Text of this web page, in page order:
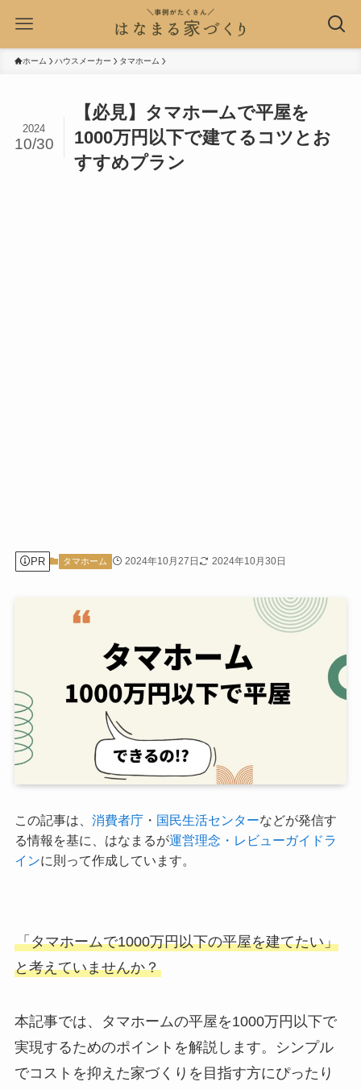
ホーム ハウスメーカー タマホーム
【必見】タマホームで平屋を
1000万円以下で建てるコツとお
すすめプラン
2024
10/30
PR タマホーム 2024年10月27日 2024年10月30日
この記事は、 消費者庁・ 国民生活センターなどが発信す
る情報を基に、はなまるが運営理念・レビューガイドラ
インに則って作成しています。
「タマホームで1000万円以下の平屋を建てたい」
と考えていませんか？
本記事では、 タマホームの平屋を1000万円以下で
実現するためのポイントを解説します。シンプル
でコストを抑えた家づくりを目指す方にぴったり